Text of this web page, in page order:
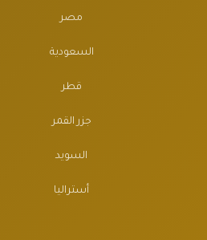
مصر
السعودية
قطر
جزر القمر
السويد
أستراليا